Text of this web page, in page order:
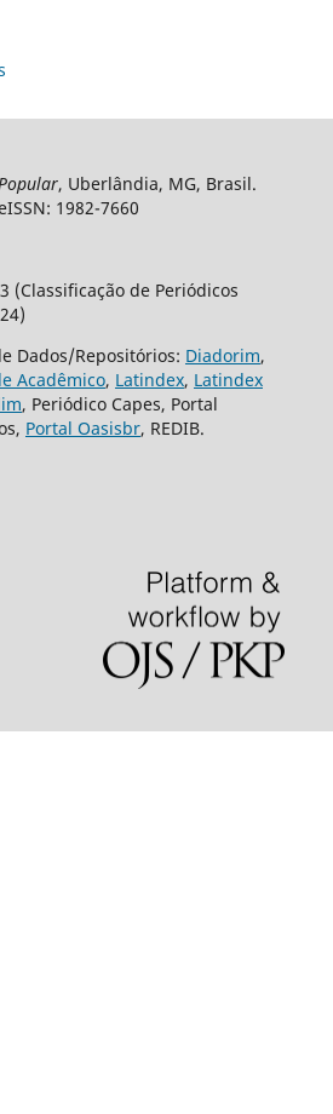
, Uberlândia, MG, Brasil.
1982-7660
(Classificação de Periódicos
Dados/Repositórios: Diadorim,
Acadêmico, Latindex, Latindex
, Periódico Capes, Portal
Portal Oasisbr, REDIB.